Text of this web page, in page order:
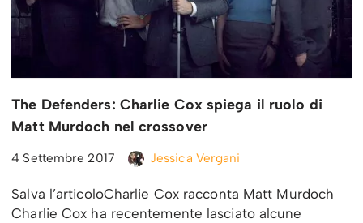
The Defenders: Charlie Cox spiega il ruolo di
Matt Murdoch nel crossover
4 Settembre 2017 Jessica Vergani
Salva l’articoloCharlie Cox racconta Matt Murdoch
Charlie Cox ha recentemente lasciato alcune